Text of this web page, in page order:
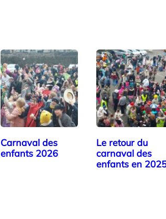
Carnaval des
enfants 2026
Le retour du
carnaval des
enfants en